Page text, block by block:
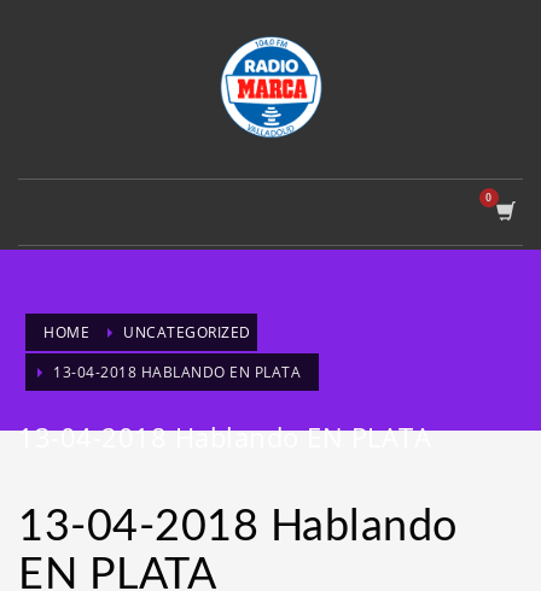
HOME
UNCATEGORIZED
13-04-2018 HABLANDO EN PLATA
13-04-2018 Hablando EN PLATA
13-04-2018 Hablando
EN PLATA